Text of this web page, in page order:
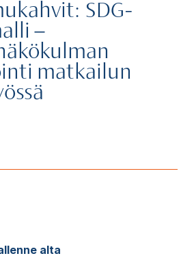
SDG-
–
matkailun
alta